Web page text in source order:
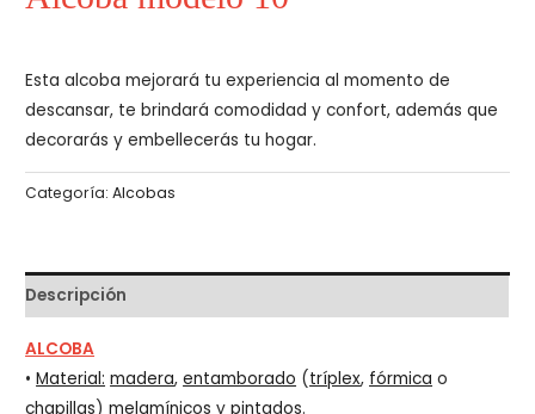
Esta alcoba mejorará tu experiencia al momento de
descansar, te brindará comodidad y confort, además que
decorarás y embellecerás tu hogar.
Categoría:Alcobas
Descripción
ALCOBA
•Material: madera,entamborado (tríplex, fórmica o
chapillas)melamínicos ypintados.